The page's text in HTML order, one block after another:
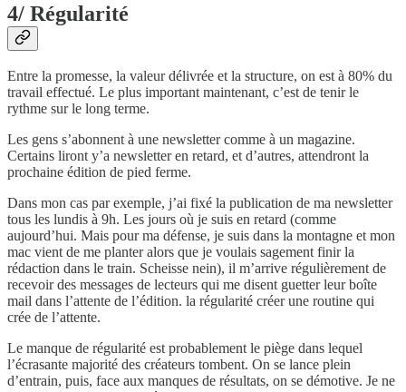
4/ Régularité
Entre la promesse, la valeur délivrée et la structure, on est à 80% du
travail effectué. Le plus important maintenant, c’est de tenir le
rythme sur le long terme.
Les gens s’abonnent à une newsletter comme à un magazine.
Certains liront y’a newsletter en retard, et d’autres, attendront la
prochaine édition de pied ferme.
Dans mon cas par exemple, j’ai fixé la publication de ma newsletter
tous les lundis à 9h. Les jours où je suis en retard (comme
aujourd’hui. Mais pour ma défense, je suis dans la montagne et mon
mac vient de me planter alors que je voulais sagement finir la
rédaction dans le train. Scheisse nein), il m’arrive régulièrement de
recevoir des messages de lecteurs qui me disent guetter leur boîte
mail dans l’attente de l’édition. la régularité créer une routine qui
crée de l’attente.
Le manque de régularité est probablement le piège dans lequel
l’écrasante majorité des créateurs tombent. On se lance plein
d’entrain, puis, face aux manques de résultats, on se démotive. Je ne